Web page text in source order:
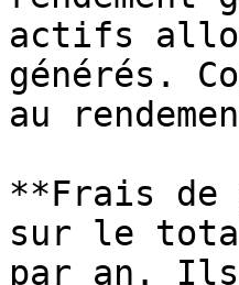
actifs
générés.
au
**Frais de
sur le
par an. Ils